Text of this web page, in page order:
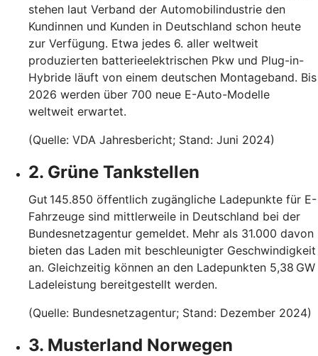
stehen laut Verband der Automobilindustrie den
Kundinnen und Kunden in Deutschland schon heute
zur Verfügung. Etwa jedes 6. aller weltweit
produzierten batterieelektrischen Pkw und Plug-in-
Hybride läuft von einem deutschen Montageband. Bis
2026 werden über 700 neue E-Auto-Modelle
weltweit erwartet.
(Quelle: VDA Jahresbericht; Stand: Juni 2024)
2. Grüne Tankstellen
Gut 145.850 öffentlich zugängliche Ladepunkte für E-
Fahrzeuge sind mittlerweile in Deutschland bei der
Bundesnetzagentur gemeldet. Mehr als 31.000 davon
bieten das Laden mit beschleunigter Geschwindigkeit
an. Gleichzeitig können an den Ladepunkten 5,38 GW
Ladeleistung bereitgestellt werden.
(Quelle: Bundesnetzagentur; Stand: Dezember 2024)
3. Musterland Norwegen